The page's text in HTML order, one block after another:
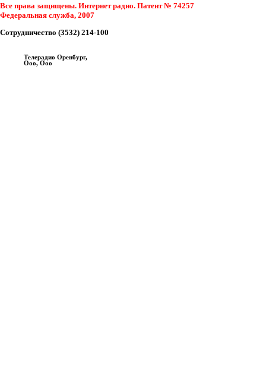
Все права защищены. Интернет радио. Патент № 74257
Федеральная служба, 2007
Сотрудничество (3532) 214-100
Телерадио Оренбург,
Ооо, Ооо